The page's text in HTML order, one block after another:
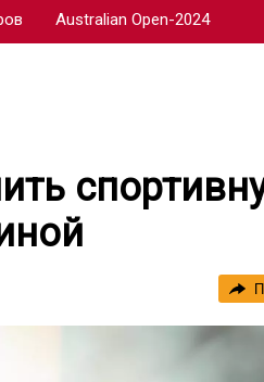
Australian Open-2024